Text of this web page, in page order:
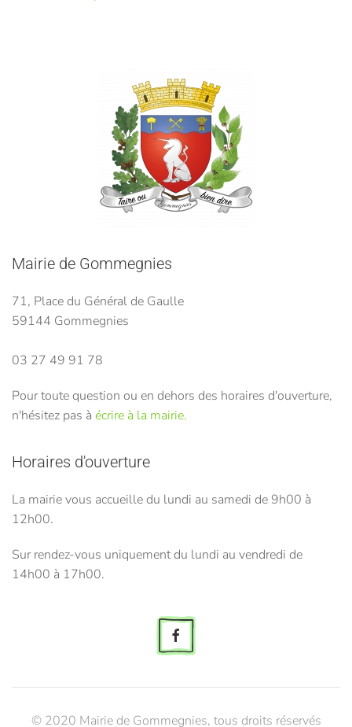
Mairie de Gommegnies
71, Place du Général de Gaulle
59144 Gommegnies
03 27 49 91 78
Pour toute question ou en dehors des horaires d'ouverture,
n'hésitez pas à écrire à la mairie.
Horaires d'ouverture
La mairie vous accueille du lundi au samedi de 9h00 à
12h00.
Sur rendez-vous uniquement du lundi au vendredi de
14h00 à 17h00.
© 2020 Mairie de Gommegnies, tous droits réservés